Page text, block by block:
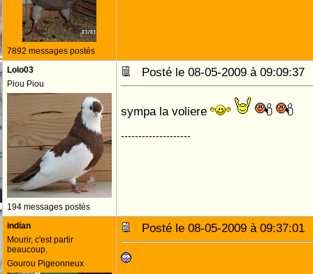
7892 messages postés
Lolo03
Piou Piou
194 messages postés
Posté le 08-05-2009 à
sympa la voliere
--------------------
indian
Mourir, c'est partir
beaucoup.
Gourou Pigeonneux
Posté le 08-05-2009 à